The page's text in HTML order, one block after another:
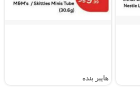
هايبر بنده